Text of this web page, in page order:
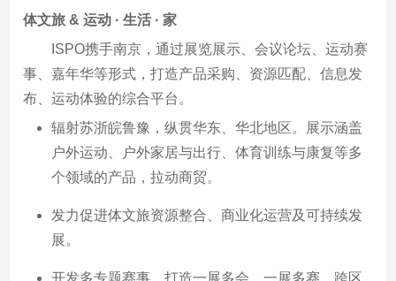
体文旅 & 运动 · 生活 · 家
ISPO携手南京，通过展览展示、会议论坛、运动赛
事、嘉年华等形式，打造产品采购、资源匹配、信息发
布、运动体验的综合平台。
辐射苏浙皖鲁豫，纵贯华东、华北地区。展示涵盖
户外运动、户外家居与出行、体育训练与康复等多
个领域的产品，拉动商贸。
发力促进体文旅资源整合、商业化运营及可持续发
展。
开发多专题赛事，打造一展多会，一展多赛，跨区